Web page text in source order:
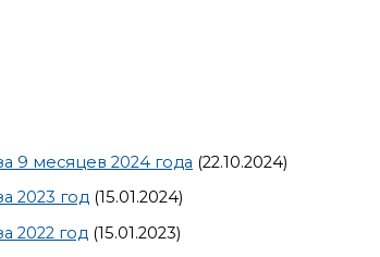
9 месяцев 2024 года (22.10.2024)
2023 год (15.01.2024)
2022 год (15.01.2023)